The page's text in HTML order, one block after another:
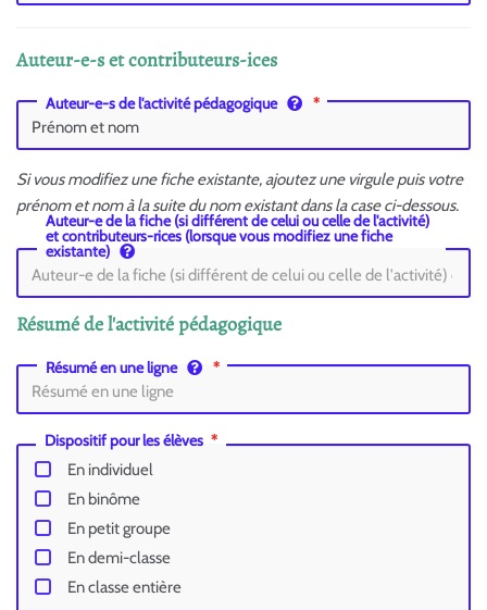
Auteur-e-s et contributeurs-ices
Auteur-e-s de l'activité pédagogique
Si vous modifiez une fiche existante, ajoutez une virgule puis votre
prénom et nom à la suite du nom existant dans la case ci-dessous.
Auteur-e de la fiche (si différent de celui ou celle de l'activité)
et contributeurs-rices (lorsque vous modifiez une fiche
existante)
Résumé de l'activité pédagogique
Résumé en une ligne
Dispositif pour les élèves
En individuel
En binôme
En petit groupe
En demi-classe
En classe entière